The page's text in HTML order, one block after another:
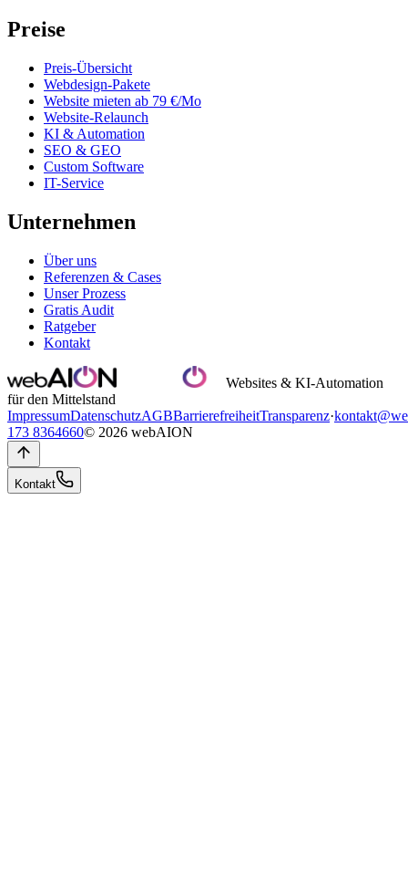
Preise
Preis-Übersicht
Webdesign-Pakete
Website mieten ab 79 €/Mo
Website-Relaunch
KI & Automation
SEO & GEO
Custom Software
IT-Service
Unternehmen
Über uns
Referenzen & Cases
Unser Prozess
Gratis Audit
Ratgeber
Kontakt
Websites & KI-Automation
für den Mittelstand
ImpressumDatenschutzAGBBarrierefreiheitTransparenz·
173 8364660© 2026 webAION
Kontakt